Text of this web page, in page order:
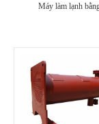
Máy làm lạnh